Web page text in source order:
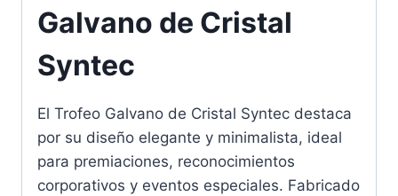
Galvano de Cristal
Syntec
El Trofeo Galvano de Cristal Syntec destaca
por su diseño elegante y minimalista, ideal
para premiaciones, reconocimientos
corporativos y eventos especiales. Fabricado